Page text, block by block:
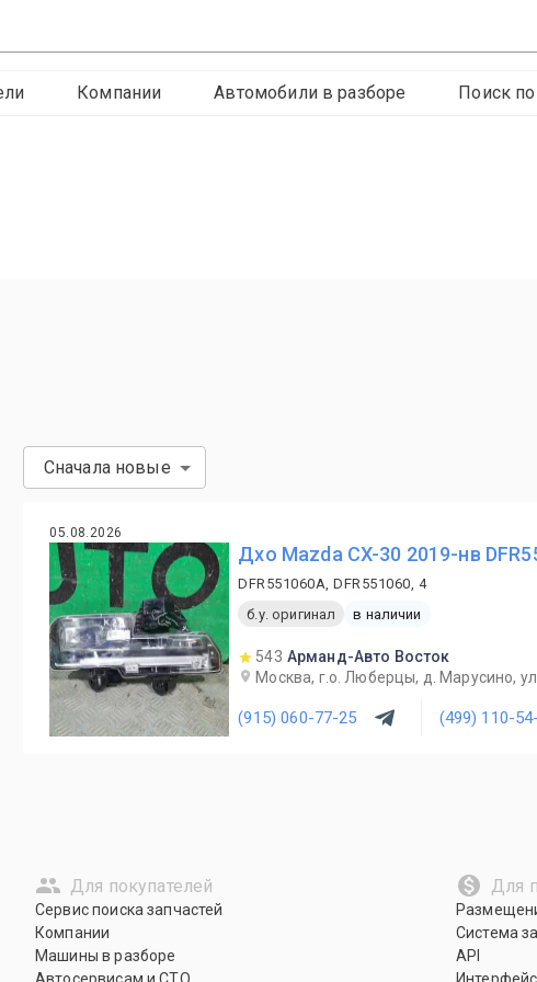
Компании Автомобили в разборе Поиск
Сначала новые
05.08.2026
Дхо Mazda CX-30 2019-нв
DFR551060A, DFR551060, 4
б.у. оригинал
в наличии
543 Арманд-Авто Восток
Москва, г.о. Люберцы, д. Марусино,
(915) 060-77-25 (499) 110-
Для покупателей
Сервис поиска запчастей
Компании
Машины в разборе
Для
Система
API